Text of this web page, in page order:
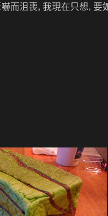
而沮喪, 我現在只想,